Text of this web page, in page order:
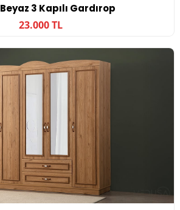
3 Kapılı Gardırop
23.000 TL